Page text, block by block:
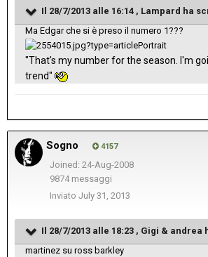
Il 28/7/2013 alle 16:14 , Lampard ha
Ma Edgar che si è preso il numero 1???
"That's my number for the season. I'm
trend"
Sogno 4157
Joined: 24-Aug-2008
9874 messaggi
Inviato July 31, 2013
Il 28/7/2013 alle 18:23 , Gigi & andrea
martinez su ross barkley